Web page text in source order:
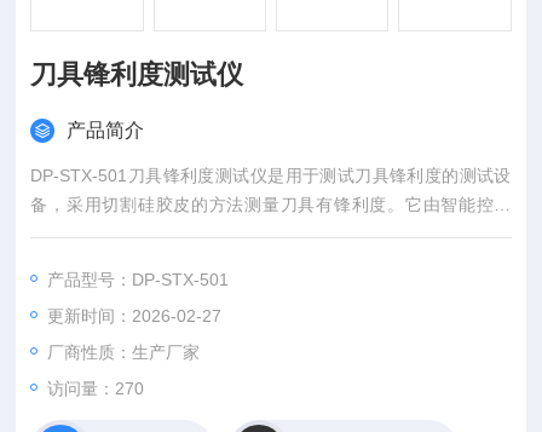
刀具锋利度测试仪
产品简介
DP-STX-501刀具锋利度测试仪是用于测试刀具锋利度的测试设
备，采用切割硅胶皮的方法测量刀具有锋利度。它由智能控制
器、测力机构、液晶显示器、打印机等部分组成。
产品型号：DP-STX-501
更新时间：2026-02-27
厂商性质：生产厂家
访问量：270